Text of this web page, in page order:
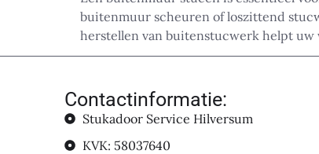
buitenmuur scheuren of loszittend
herstellen van buitenstucwerk helpt
Contactinformatie:
Stukadoor Service Hilversum
KVK: 58037640